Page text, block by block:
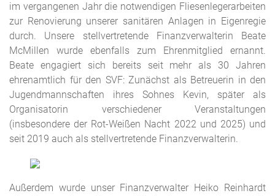
im vergangenen Jahr die notwendigen Fliesenlegerarbeiten
zur Renovierung unserer sanitären Anlagen in Eigenregie
durch. Unsere stellvertretende Finanzverwalterin Beate
McMillen wurde ebenfalls zum Ehrenmitglied ernannt.
Beate engagiert sich bereits seit mehr als 30 Jahren
ehrenamtlich für den SVF: Zunächst als Betreuerin in den
Jugendmannschaften ihres Sohnes Kevin, später als
Organisatorin verschiedener Veranstaltungen
(insbesondere der Rot-Weißen Nacht 2022 und 2025) und
seit 2019 auch als stellvertretende Finanzverwalterin.
Außerdem wurde unser Finanzverwalter Heiko Reinhardt